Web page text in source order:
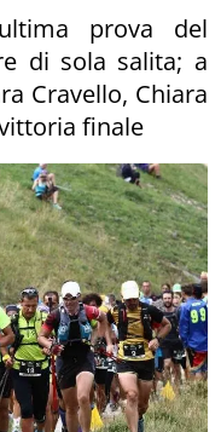
prova del
di sola salita; a
Cravello, Chiara
finale